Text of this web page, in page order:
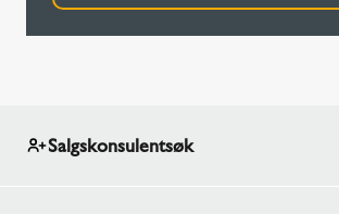
Salgskonsulentsøk